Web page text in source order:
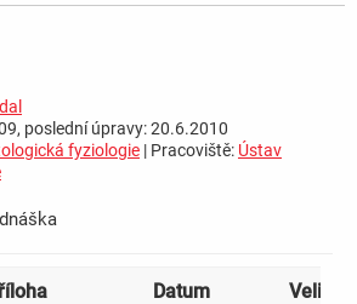
poslední úpravy: 20.6.2010
fyziologie | Pracoviště: Ústav
Datum Velikost